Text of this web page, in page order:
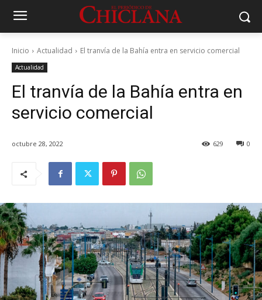
Inicio Actualidad El tranvía de la Bahía entra en servicio comercial
Actualidad
El tranvía de la Bahía entra en
servicio comercial
octubre 28, 2022 0
629